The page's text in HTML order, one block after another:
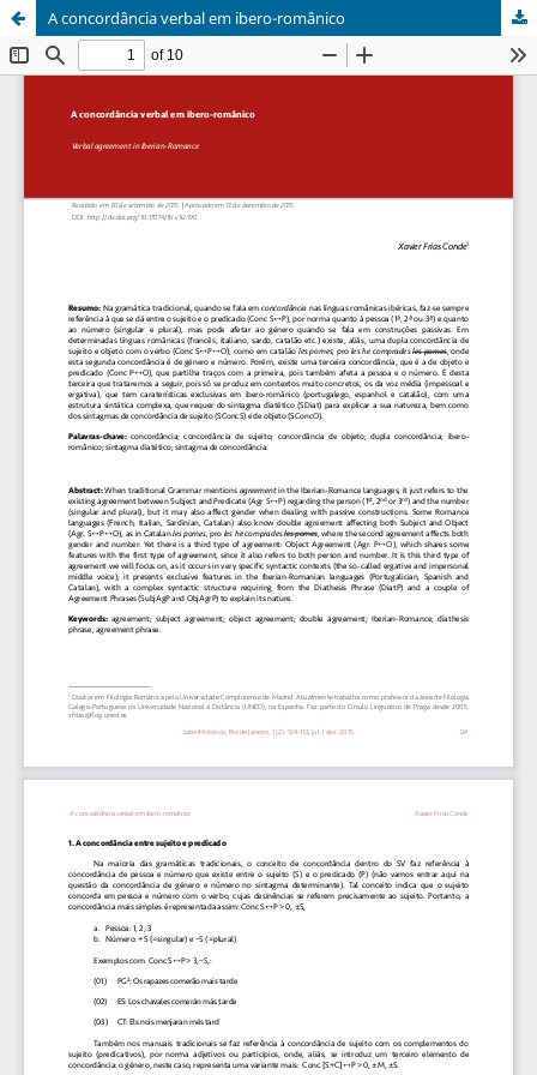
A concordância verbal em ibero-românico